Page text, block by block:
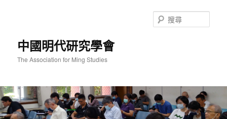
中國明代研究學會
The Association for Ming Studies
尋